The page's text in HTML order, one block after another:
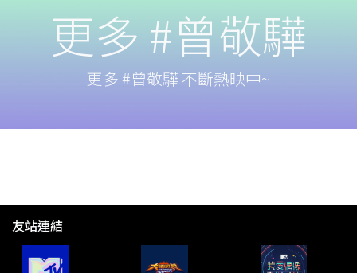
更多 #曾敬驊
更多 #曾敬驊 不斷熱映中~
友站連結